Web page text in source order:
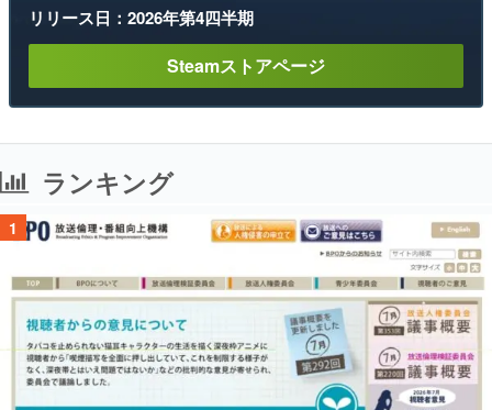
リリース日：2026年第4四半期
Steamストアページ
ランキング
1